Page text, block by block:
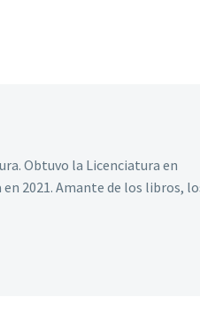
Obtuvo la Licenciatura en
2021. Amante de los libros,